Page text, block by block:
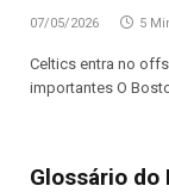
07/05/2026 5
Celtics entra no
importantes O
Glossário do